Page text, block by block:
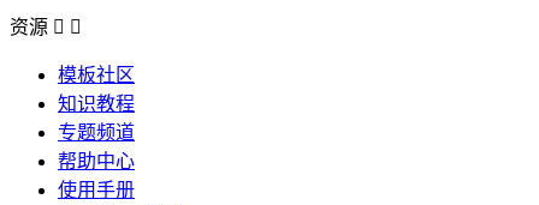
资源  
模板社区
知识教程
专题频道
帮助中心
使用手册